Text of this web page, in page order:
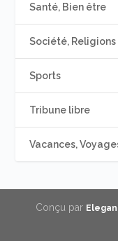
Santé, Bien être
Société, Religions
Sports
Tribune libre
Vacances,
Conçu par